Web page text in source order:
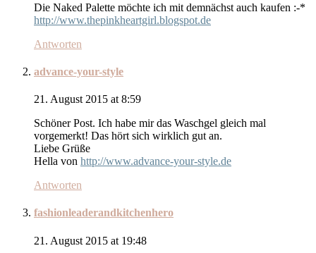
Die Naked Palette möchte ich mit demnächst auch kaufen :-*
http://www.thepinkheartgirl.blogspot.de
Antworten
advance-your-style
21. August 2015 at 8:59
Schöner Post. Ich habe mir das Waschgel gleich mal
vorgemerkt! Das hört sich wirklich gut an.
Liebe Grüße
Hella von http://www.advance-your-style.de
Antworten
fashionleaderandkitchenhero
21. August 2015 at 19:48